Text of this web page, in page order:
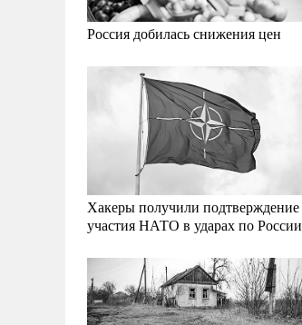
Россия добилась снижения цен
Хакеры получили подтверждение
участия НАТО в ударах по России